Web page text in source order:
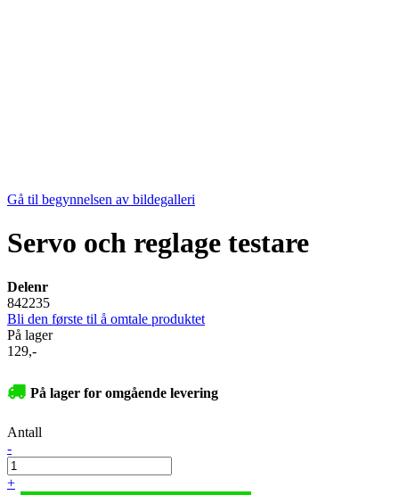
Gå til begynnelsen av bildegalleri
Servo och reglage testare
Delenr
842235
Bli den første til å omtale produktet
På lager
129,-
På lager for omgående levering
Antall
-
+